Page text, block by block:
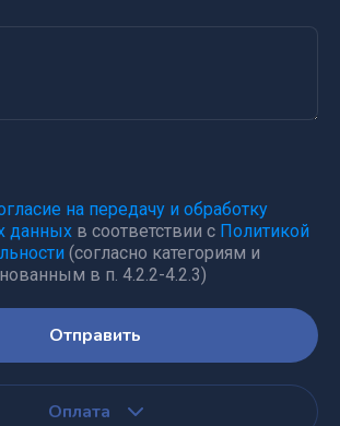
на передачу и обработку
данных в соответствии с Политикой
(согласно категориям и
в п. 4.2.2-4.2.3)
Отправить
Оплата